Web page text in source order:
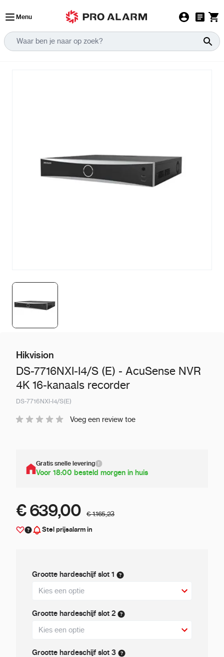
Menu
Hikvision
DS-7716NXI-I4/S (E) - AcuSense NVR
4K 16-kanaals recorder
DS-7716NXI-I4/S(E)
Voeg een review toe
Gratis snelle levering
Voor 18:00 besteld morgen in huis
€ 639,00 € 1.165,23
Stel prijsalarm in
Grootte hardeschijf slot 1
Grootte hardeschijf slot 2
Grootte hardeschijf slot 3